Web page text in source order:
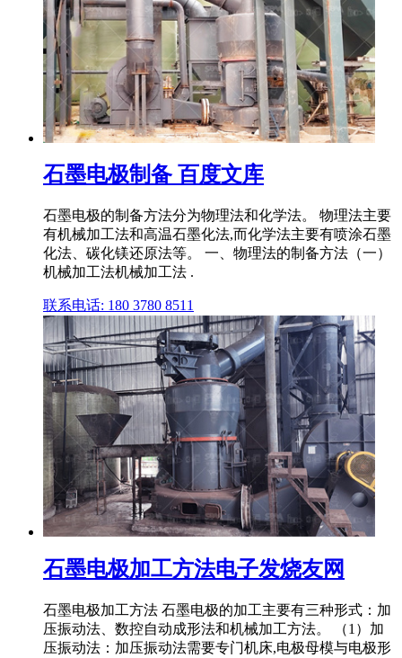
石墨电极制备 百度文库
石墨电极的制备方法分为物理法和化学法。 物理法主要
有机械加工法和高温石墨化法,而化学法主要有喷涂石墨
化法、碳化镁还原法等。 一、物理法的制备方法（一）
机械加工法机械加工法 .
联系电话: 180 3780 8511
石墨电极加工方法电子发烧友网
石墨电极加工方法 石墨电极的加工主要有三种形式：加
压振动法、数控自动成形法和机械加工方法。 （1）加
压振动法：加压振动法需要专门机床,电极母模与电极形